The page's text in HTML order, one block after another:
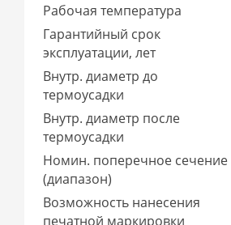
Рабочая температура
Гарантийный срок
эксплуатации, лет
Внутр. диаметр до
термоусадки
Внутр. диаметр после
термоусадки
Номин. поперечное сечение
(диапазон)
Возможность нанесения
печатной маркировки